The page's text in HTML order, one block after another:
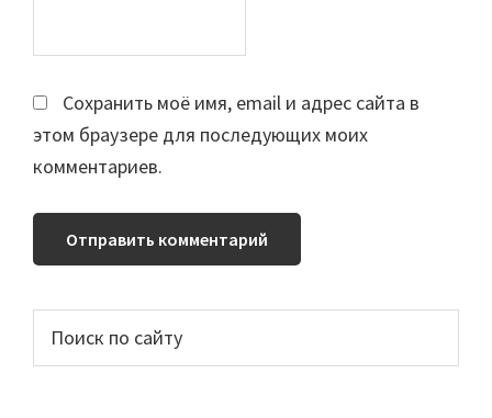
Сохранить моё имя, email и адрес сайта в
этом браузере для последующих моих
комментариев.
Основной
сайдбар